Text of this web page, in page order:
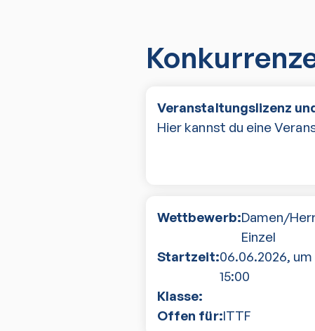
Veranstaltungslizenz
Hier kannst du eine
Wettbewerb:Damen/
Einzel
Startzeit:06.06.2026, um
15:00
Klasse:
Offen für:ITTF